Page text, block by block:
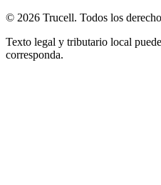
© 2026 Trucell. Todos los
Texto legal y tributario local
corresponda.